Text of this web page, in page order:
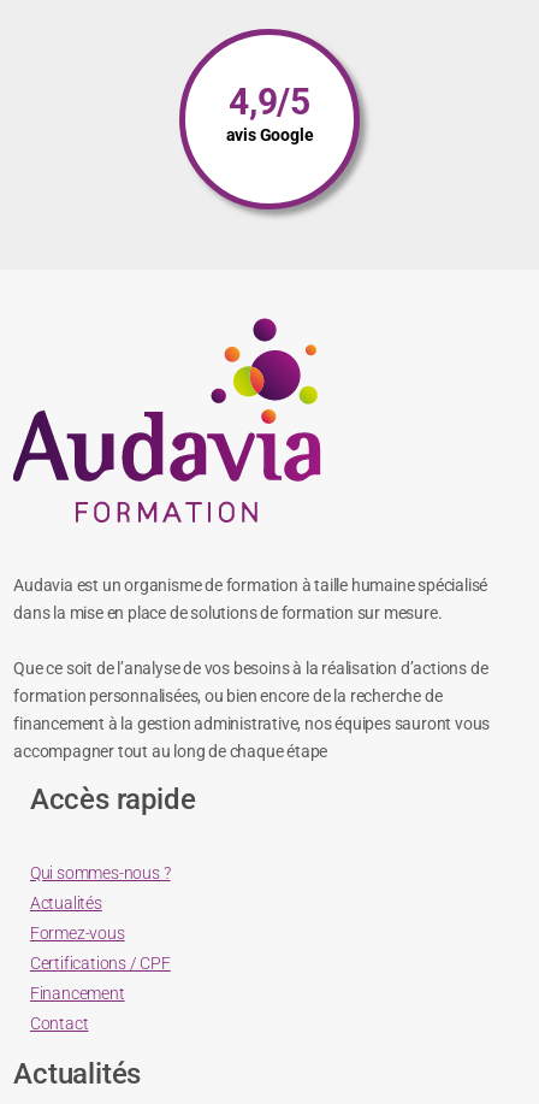
4,9/5
avis Google
Audavia est un organisme de formation à taille humaine spécialisé
dans la mise en place de solutions de formation sur mesure.
Que ce soit de l’analyse de vos besoins à la réalisation d’actions de
formation personnalisées, ou bien encore de la recherche de
financement à la gestion administrative, nos équipes sauront vous
accompagner tout au long de chaque étape
Accès rapide
Qui sommes-nous ?
Actualités
Formez-vous
Certifications / CPF
Financement
Contact
Actualités